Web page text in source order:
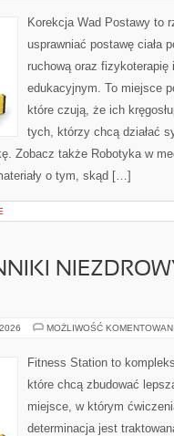
Korekcja Wad Postawy to
usprawniać postawę ciała
ruchową oraz
edukacyjnym. To miejsce
które czują, że ich
tych, którzy chcą działać
Zobacz także Robotyka w
o tym, skąd […]
MOŻLIWOŚĆ
Fitness Station to
które chcą zbudować
miejsce, w którym
determinacja jest